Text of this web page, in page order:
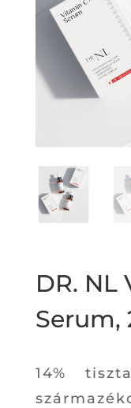
DR. NL
Serum,
14%